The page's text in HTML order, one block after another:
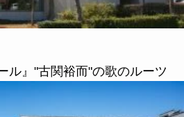
ル』"古関裕而"の歌のルーツ